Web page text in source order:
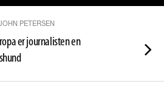
PETERSEN
er journalisten en